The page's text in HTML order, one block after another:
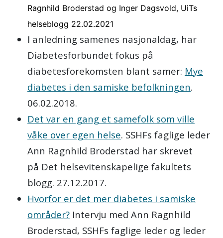
Ragnhild Broderstad og Inger Dagsvold, UiTs
helseblogg 22.02.2021
I anledning samenes nasjonaldag, har
Diabetesforbundet fokus på
diabetesforekomsten blant samer: Mye
diabetes i den samiske befolkningen.
06.02.2018.
Det var en gang et samefolk som ville
våke over egen helse. SSHFs faglige leder
Ann Ragnhild Broderstad har skrevet
på Det helsevitenskapelige fakultets
blogg. 27.12.2017.
Hvorfor er det mer diabetes i samiske
områder? Intervju med Ann Ragnhild
Broderstad, SSHFs faglige leder og leder